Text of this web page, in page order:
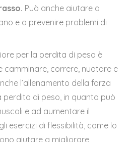
Può anche aiutare a
e a prevenire problemi di
per la perdita di peso è
camminare, correre, nuotare e
l’allenamento della forza
perdita di peso, in quanto può
e ad aumentare il
esercizi di flessibilità, come lo
aiutare a migliorare